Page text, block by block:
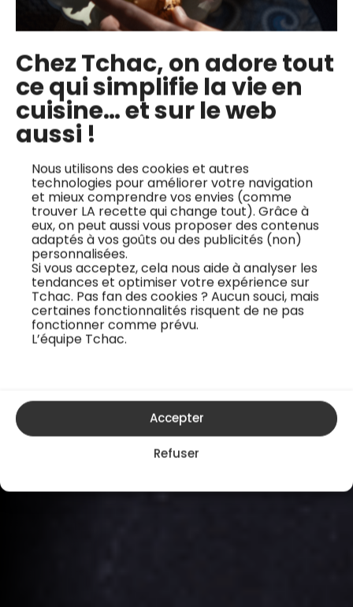
Chez Tchac, on adore tout
ce qui simplifie la vie en
cuisine… et sur le web
aussi !
Nous utilisons des cookies et autres
technologies pour améliorer votre navigation
et mieux comprendre vos envies (comme
trouver LA recette qui change tout). Grâce à
eux, on peut aussi vous proposer des contenus
adaptés à vos goûts ou des publicités (non)
personnalisées.
Si vous acceptez, cela nous aide à analyser les
tendances et optimiser votre expérience sur
Tchac. Pas fan des cookies ? Aucun souci, mais
certaines fonctionnalités risquent de ne pas
fonctionner comme prévu.
L’équipe Tchac.
Accepter
Refuser